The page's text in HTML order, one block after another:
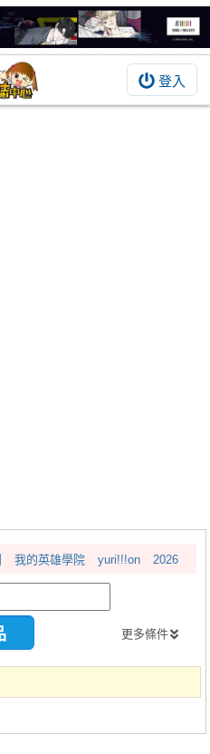
登入
我的英雄學院 yuri!!!on 2026
更多條件